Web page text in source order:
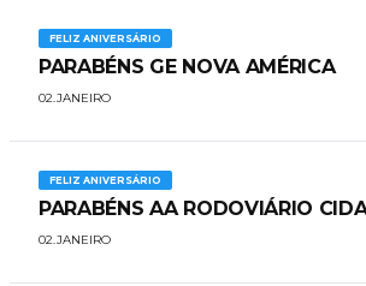
FELIZ ANIVERSÁRIO
PARABÉNS GE NOVA AMÉRICA
02.JANEIRO
FELIZ ANIVERSÁRIO
PARABÉNS AA RODOVIÁRIO
02.JANEIRO